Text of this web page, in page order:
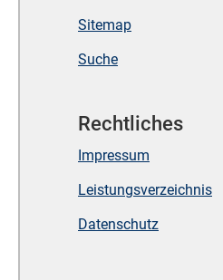
Sitemap
Suche
Rechtliches
Impressum
Leistungsverzeichnis
Datenschutz